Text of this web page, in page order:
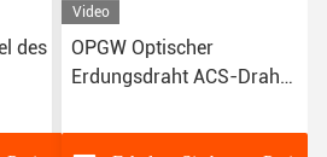
des
Video
OPGW Optischer
Erdungsdraht ACS-Draht